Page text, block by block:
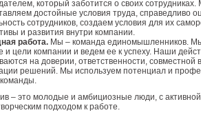
который заботится о своих сотрудниках.
достойные условия труда, справедливо
сотрудников, создаем условия для их
и развития внутри компании.
работа.Мы – команда единомышленников.
и цели компании и ведем ее к успеху. Наши
на доверии, ответственности, совместной
решений. Мы используем потенциал и
– это молодые и амбициозные люди, с
подходом к работе.